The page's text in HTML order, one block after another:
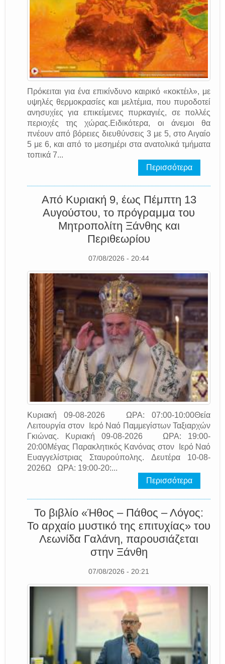
Πρόκειται για ένα επικίνδυνο καιρικό «κοκτέιλ», με
υψηλές θερμοκρασίες και μελτέμια, που πυροδοτεί
ανησυχίες για επικείμενες πυρκαγιές, σε πολλές
περιοχές της χώρας.Ειδικότερα, οι άνεμοι θα
πνέουν από βόρειες διευθύνσεις 3 με 5, στο Αιγαίο
5 με 6, και από το μεσημέρι στα ανατολικά τμήματα
τοπικά 7...
Περισσότερα
Από Κυριακή 9, έως Πέμπτη 13
Αυγούστου, το πρόγραμμα του
Μητροπολίτη Ξάνθης και
Περιθεωρίου
07/08/2026 - 20:44
Κυριακή 09-08-2026 ΩΡΑ: 07:00-10:00Θεία
Λειτουργία στον Ιερό Ναό Παμμεγίστων Ταξιαρχών
Γκιώνας. Κυριακή 09-08-2026 ΩΡΑ: 19:00-
20:00Μέγας Παρακλητικός Κανόνας στον Ιερό Ναό
Ευαγγελίστριας Σταυρούπολης. Δευτέρα 10-08-
2026Ω ΩΡΑ: 19:00-20:...
Περισσότερα
Το βιβλίο «Ήθος – Πάθος – Λόγος:
Το αρχαίο μυστικό της επιτυχίας» του
Λεωνίδα Γαλάνη, παρουσιάζεται
στην Ξάνθη
07/08/2026 - 20:21